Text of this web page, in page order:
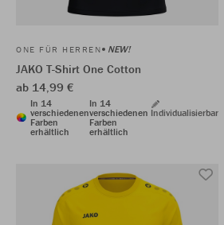
ONE FÜR HERREN NEW!
JAKO T-Shirt One Cotton
ab 14,99 €
In 14
verschiedenen
Farben
erhältlich
In 14
verschiedenen
Farben
erhältlich
Individualisierbar